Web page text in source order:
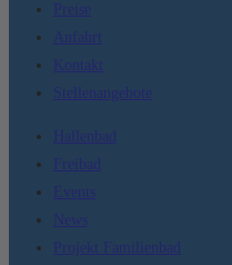
Preise
Anfahrt
Kontakt
Stellenangebote
Hallenbad
Freibad
Events
News
Projekt Familienbad